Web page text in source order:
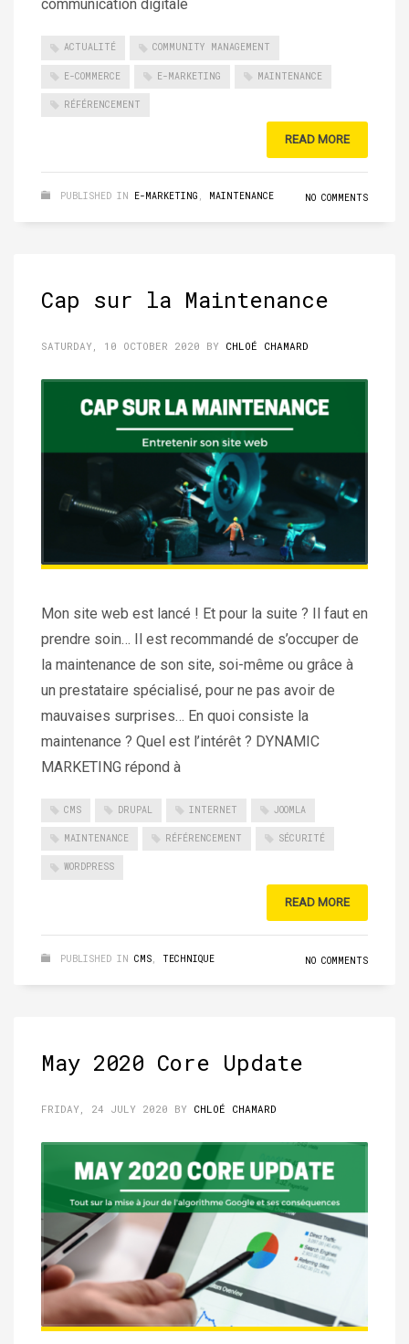
communication digitale
ACTUALITÉ COMMUNITY MANAGEMENT
E-COMMERCE E-MARKETING MAINTENANCE
RÉFÉRENCEMENT
READ MORE
PUBLISHED IN E-MARKETING , MAINTENANCE NO COMMENTS
Cap sur la Maintenance
SATURDAY, 10 OCTOBER 2020 BY CHLOÉ CHAMARD
Mon site web est lancé ! Et pour la suite ? Il faut en
prendre soin… Il est recommandé de s’occuper de
la maintenance de son site, soi-même ou grâce à
un prestataire spécialisé, pour ne pas avoir de
mauvaises surprises… En quoi consiste la
maintenance ? Quel est l’intérêt ? DYNAMIC
MARKETING répond à
CMS DRUPAL INTERNET JOOMLA
MAINTENANCE RÉFÉRENCEMENT SÉCURITÉ
WORDPRESS
READ MORE
PUBLISHED IN CMS, TECHNIQUE NO COMMENTS
May 2020 Core Update
FRIDAY, 24 JULY 2020 BY CHLOÉ CHAMARD